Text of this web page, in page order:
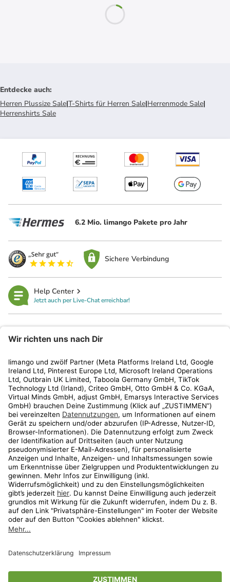
Entdecke auch:
Herren Plussize Sale|T-Shirts für Herren Sale|Herrenmode Sale|
Herrenshirts Sale
6.2 Mio. limango Pakete pro Jahr
Sichere Verbindung
Help Center
Jetzt auch per Live-Chat erreichbar!
Kundenservice
Shop
Aktionen
Travel